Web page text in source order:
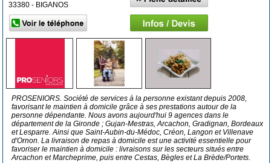
33380 - BIGANOS
PROSENIORS. Société de services à la personne existant depuis 2008,
favorisant le maintien à domicile grâce à ses prestations autour de la
personne dépendante. Nous avons aujourd'hui 9 agences dans le
département de la Gironde ; Gujan-Mestras, Arcachon, Gradignan, Bordeaux
et Lesparre. Ainsi que Saint-Aubin-du-Médoc, Créon, Langon et Villenave
d'Ornon. La livraison de repas à domicile est une activité essentielle pour
favoriser le maintien à domicile : livraisons sur les secteurs situés entre
Arcachon et Marcheprime, puis entre Cestas, Bègles et La Brède/Portets.